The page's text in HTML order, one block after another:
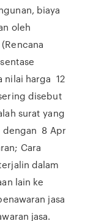
biaya
oleh
nilai harga 12
disebut
surat yang
dengan 8 Apr
Cara
dalam
lain ke
jasa
jasa.